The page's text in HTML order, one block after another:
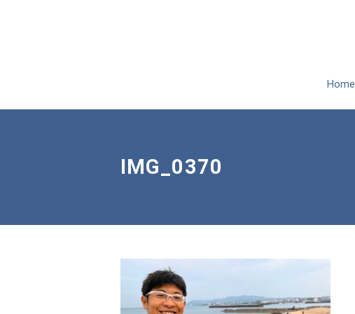
Home
IMG_0370